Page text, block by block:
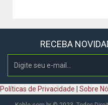
RECEBA
Políticas de Privacidade Sobre